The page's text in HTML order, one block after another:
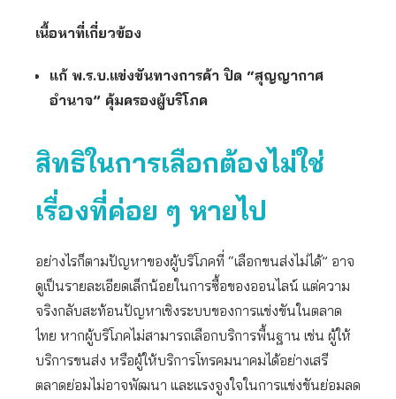
เนื้อหาที่เกี่ยวข้อง
แก้ พ.ร.บ.แข่งขันทางการค้า ปิด “สุญญากาศ
อำนาจ” คุ้มครองผู้บริโภค
สิทธิในการเลือกต้องไม่ใช่
เรื่องที่ค่อย ๆ หายไป
อย่างไรก็ตามปัญหาของผู้บริโภคที่ “เลือกขนส่งไม่ได้” อาจ
ดูเป็นรายละเอียดเล็กน้อยในการซื้อของออนไลน์ แต่ความ
จริงกลับสะท้อนปัญหาเชิงระบบของการแข่งขันในตลาด
ไทย หากผู้บริโภคไม่สามารถเลือกบริการพื้นฐาน เช่น ผู้ให้
บริการขนส่ง หรือผู้ให้บริการโทรคมนาคมได้อย่างเสรี
ตลาดย่อมไม่อาจพัฒนา และแรงจูงใจในการแข่งขันย่อมลด